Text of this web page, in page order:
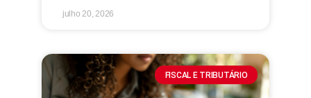
julho 20, 2026
FISCAL E TRIBUTÁRIO